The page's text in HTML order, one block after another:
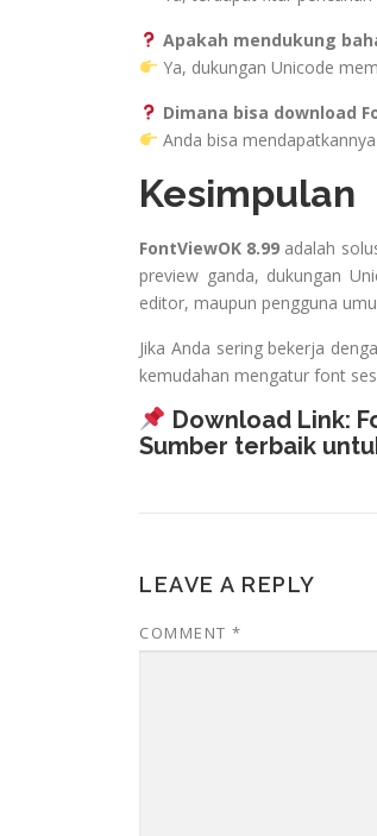
Apakah mendukung
Ya, dukungan Unicode
Dimana bisa download
Anda bisa
Kesimpulan
FontViewOK 8.99 adalah
preview ganda, dukungan
editor, maupun pengguna
Jika Anda sering bekerja
kemudahan mengatur font
Download Link:
Sumber terbaik
LEAVE A REPLY
COMMENT *